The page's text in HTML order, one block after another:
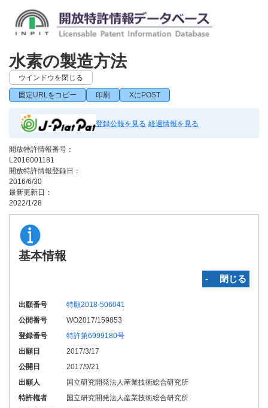
水素の製造方法
ウインドウを閉じる
固定URLをコピー 印刷 XにPOST
登録公報を見る 経過情報を見る
開放特許情報番号：
L2016001181
開放特許情報登録日：
2016/6/30
最新更新日：
2022/1/28
基本情報
‐ 閉じる
出願番号
特願2018-506041
公開番号
WO2017/159853
登録番号
特許第6999180号
出願日
2017/3/17
公開日
2017/9/21
出願人
国立研究開発法人産業技術総合研究所
特許権者
国立研究開発法人産業技術総合研究所